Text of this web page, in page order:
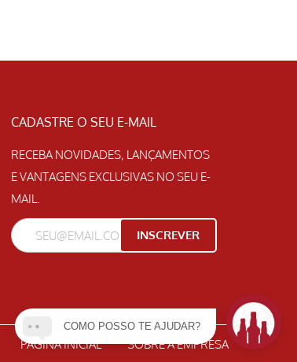
CADASTRE O SEU E-MAIL
RECEBA NOVIDADES, LANÇAMENTOS
E VANTAGENS EXCLUSIVAS NO SEU E-
MAIL.
PAGINA INICIAL SOBRE A EMPRESA
COMO POSSO TE AJUDAR?